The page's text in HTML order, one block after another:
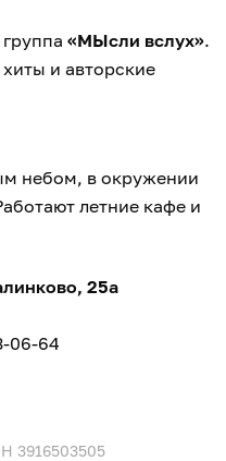
группа «МЫсли вслух».
и авторские
небом, в окружении
летние кафе и
25а
06-64
3916503505